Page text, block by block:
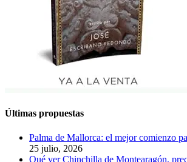
Últimas propuestas
Palma de Mallorca: el mejor comienzo
25 julio, 2026
Qué ver Chinchilla de Montearagón,